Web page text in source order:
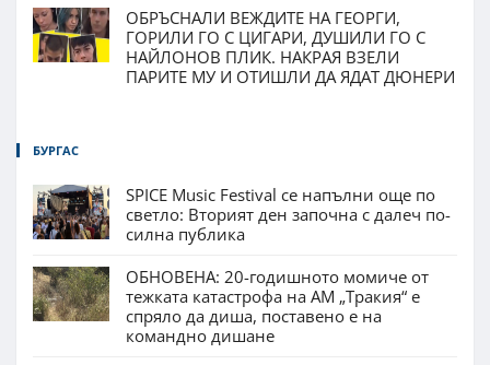
ОБРЪСНАЛИ ВЕЖДИТЕ НА ГЕОРГИ,
ГОРИЛИ ГО С ЦИГАРИ, ДУШИЛИ ГО С
НАЙЛОНОВ ПЛИК. НАКРАЯ ВЗЕЛИ
ПАРИТЕ МУ И ОТИШЛИ ДА ЯДАТ ДЮНЕРИ
БУРГАС
SPICE Music Festival се напълни още по
светло: Вторият ден започна с далеч по-
силна публика
ОБНОВЕНА: 20-годишното момиче от
тежката катастрофа на АМ „Тракия“ е
спряло да диша, поставено е на
командно дишане